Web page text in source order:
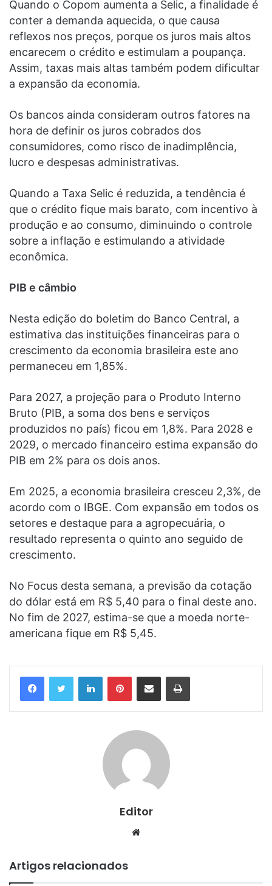
Quando o Copom aumenta a Selic, a finalidade é
conter a demanda aquecida, o que causa
reflexos nos preços, porque os juros mais altos
encarecem o crédito e estimulam a poupança.
Assim, taxas mais altas também podem dificultar
a expansão da economia.
Os bancos ainda consideram outros fatores na
hora de definir os juros cobrados dos
consumidores, como risco de inadimplência,
lucro e despesas administrativas.
Quando a Taxa Selic é reduzida, a tendência é
que o crédito fique mais barato, com incentivo à
produção e ao consumo, diminuindo o controle
sobre a inflação e estimulando a atividade
econômica.
PIB e câmbio
Nesta edição do boletim do Banco Central, a
estimativa das instituições financeiras para o
crescimento da economia brasileira este ano
permaneceu em 1,85%.
Para 2027, a projeção para o Produto Interno
Bruto (PIB, a soma dos bens e serviços
produzidos no país) ficou em 1,8%. Para 2028 e
2029, o mercado financeiro estima expansão do
PIB em 2% para os dois anos.
Em 2025, a economia brasileira cresceu 2,3%, de
acordo com o IBGE. Com expansão em todos os
setores e destaque para a agropecuária, o
resultado representa o quinto ano seguido de
crescimento.
No Focus desta semana, a previsão da cotação
do dólar está em R$ 5,40 para o final deste ano.
No fim de 2027, estima-se que a moeda norte-
americana fique em R$ 5,45.
LinkedinPinterestCompartilhar via e-mail Imprimir
Editor
Website
Artigos relacionados